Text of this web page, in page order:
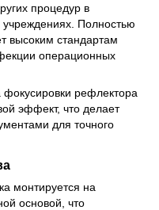
процедур в
Полностью
высоким стандартам
операционных
фокусировки рефлектора
эффект, что делает
для точного
монтируется на
основой, что